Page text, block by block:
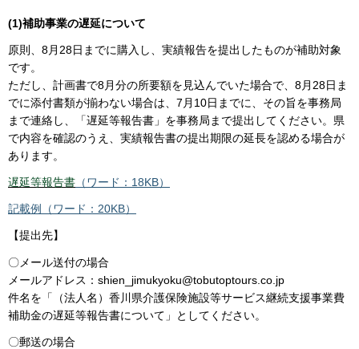
(1)補助事業の遅延について
原則、8月28日までに購入し、実績報告を提出したものが補助対象
です。
ただし、計画書で8月分の所要額を見込んでいた場合で、8月28日ま
でに添付書類が揃わない場合は、7月10日までに、その旨を事務局
まで連絡し、「遅延等報告書」を事務局まで提出してください。県
で内容を確認のうえ、実績報告書の提出期限の延長を認める場合が
あります。
遅延等報告書 （ワード：18KB）
記載例（ワード：20KB）
【提出先】
〇メール送付の場合
メールアドレス：shien_jimukyoku@tobutoptours.co.jp
件名を「（法人名）香川県介護保険施設等サービス継続支援事業費
補助金の遅延等報告書について」としてください。
〇郵送の場合